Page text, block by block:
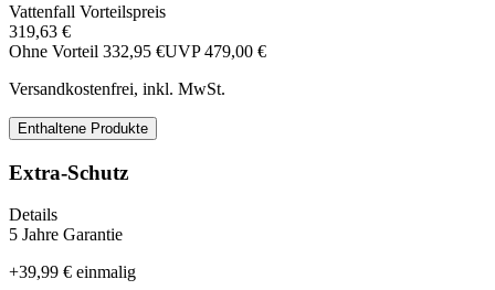
Vattenfall Vorteilspreis
319,63 €
Ohne Vorteil 332,95 €UVP 479,00 €
Versandkostenfrei, inkl. MwSt.
Enthaltene Produkte
Extra-Schutz
Details
5 Jahre Garantie
+39,99 € einmalig